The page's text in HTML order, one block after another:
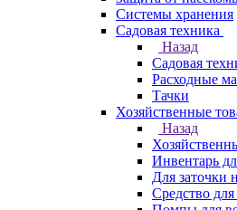
Системы хранения
Садовая техника
Назад
Садовая
Расходные
Тачки
Хозяйственные
Назад
Инвентарь
Для заточки
Средство